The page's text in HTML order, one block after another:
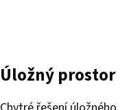
Úložný prostor